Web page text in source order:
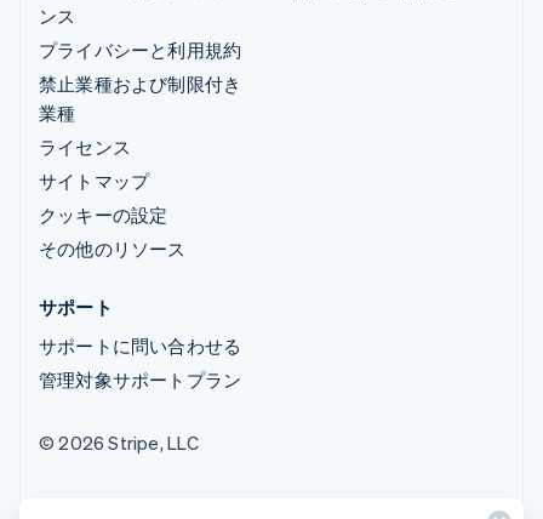
ンス
プライバシーと利用規約
禁止業種および制限付き
業種
ライセンス
サイトマップ
クッキーの設定
その他のリソース
サポート
サポートに問い合わせる
管理対象サポートプラン
© 2026 Stripe, LLC